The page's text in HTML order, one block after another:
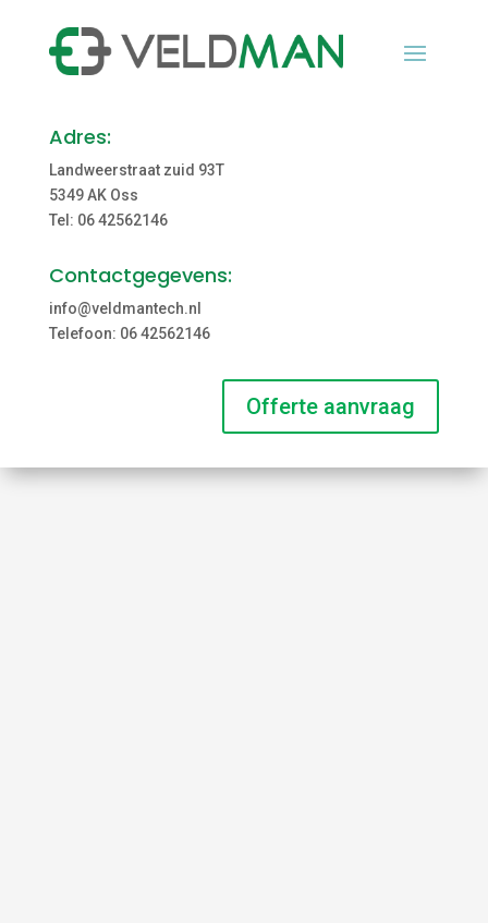
Adres:
Landweerstraat zuid 93T
5349 AK Oss
Tel: 06 42562146
Contactgegevens:
info@veldmantech.nl
Telefoon: 06 42562146
Offerte aanvraag